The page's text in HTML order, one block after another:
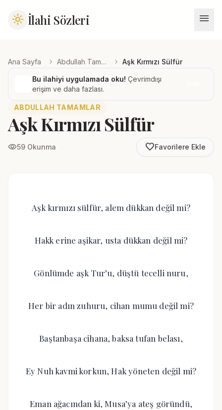
light_mode İlahi Sözleri menu
Ana Sayfa chevron_right Abdullah Tamamlar chevron_right Aşk Kırmızı Sülfür
Bu ilahiyi uygulamada oku! Çevrimdışı
erişim ve daha fazlası.
ABDULLAH TAMAMLAR
Aşk Kırmızı Sülfür
visibility59 Okunma favorite_borderFavorilere Ekle
Aşk kırmızı sülfür, alem dükkan değil mi?
Hakk erine aşikar, usta dükkan değil mi?
Gönlümde aşk Tur’u, düştü tecelli nuru,
Her bir adın zuhuru, cihan mumu değil mi?
Baştanbaşa cihana, baksa tufan belası,
Ey Nuh kavmi korkun, Hak yöneten değil mi?
Eman ağacından ki, Musa’ya ateş göründü,